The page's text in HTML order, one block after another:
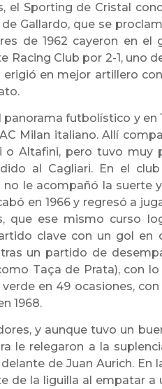
el Sporting de Cristal
Gallardo, que se
de 1962 cayeron en
Club por 2-1, uno
en mejor artillero
futbolístico y en
Milan italiano. Allí
o Altafini, pero tuvo muy
al Cagliari. En el
le acompañó la suerte
en 1966 y regresó a
que ese mismo curso
clave con un gol en
un partido de
Taça de Prata), con
en 49 ocasiones,
1968.
y aunque tuvo un
le relegaron a la
de Juan Aurich. En
de la liguilla al empatar a